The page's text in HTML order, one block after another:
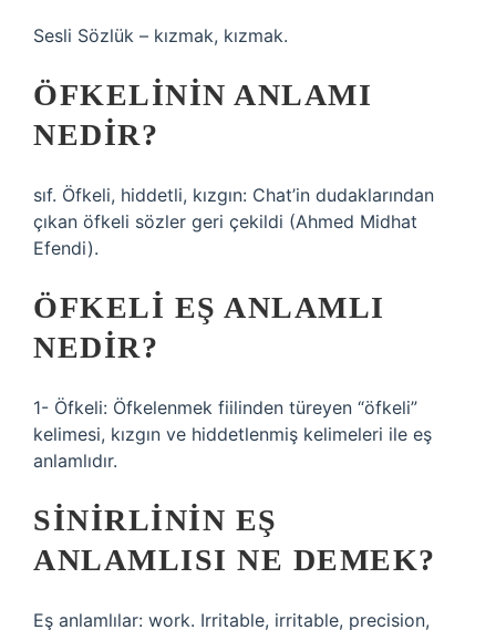
Sesli Sözlük – kızmak, kızmak.
ÖFKELININ ANLAMI
NEDIR?
sıf. Öfkeli, hiddetli, kızgın: Chat’in dudaklarından
çıkan öfkeli sözler geri çekildi (Ahmed Midhat
Efendi).
ÖFKELI EŞ ANLAMLI
NEDIR?
1- Öfkeli: Öfkelenmek fiilinden türeyen “öfkeli”
kelimesi, kızgın ve hiddetlenmiş kelimeleri ile eş
anlamlıdır.
SINIRLININ EŞ
ANLAMLISI NE DEMEK?
Eş anlamlılar: work. Irritable, irritable, precision,